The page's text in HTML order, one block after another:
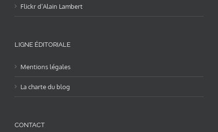
Flickr d’Alain Lambert
LIGNE ÉDITORIALE
Mentions légales
La charte du blog
CONTACT